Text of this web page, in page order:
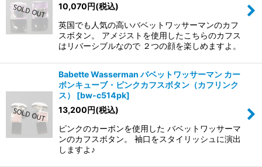
10,070円(税込)
英国でも人気の高いバベットワッサーマンのカフ
スボタン。 アメジストを使用したこちらのカフス
はリバーシブルなので ２つの顔を楽しめますよ。
Babette Wasserman バベットワッサーマン カー
ボンキューブ・ピンクカフスボタン（カフリンク
ス）
[bw-c514pk]
13,200円(税込)
ピンクのカーボンを使用した バベットワッサーマ
ンのカフスボタン。 袖口をスタイリッシュに演出
しますよ♪